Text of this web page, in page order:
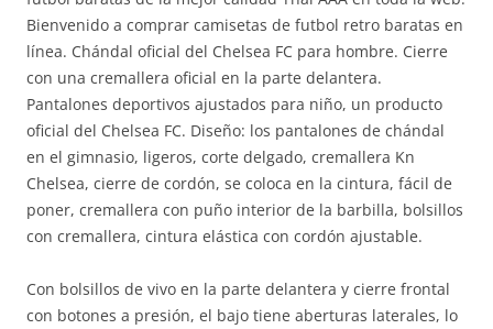
Bienvenido a comprar camisetas de futbol retro baratas en
línea. Chándal oficial del Chelsea FC para hombre. Cierre
con una cremallera oficial en la parte delantera.
Pantalones deportivos ajustados para niño, un producto
oficial del Chelsea FC. Diseño: los pantalones de chándal
en el gimnasio, ligeros, corte delgado, cremallera Kn
Chelsea, cierre de cordón, se coloca en la cintura, fácil de
poner, cremallera con puño interior de la barbilla, bolsillos
con cremallera, cintura elástica con cordón ajustable.
Con bolsillos de vivo en la parte delantera y cierre frontal
con botones a presión, el bajo tiene aberturas laterales, lo